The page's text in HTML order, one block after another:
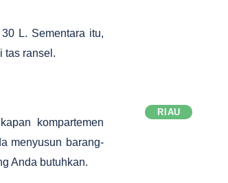
L. Sementara itu,
tas ransel.
kompartemen
menyusun barang-
Anda butuhkan.
RIAU